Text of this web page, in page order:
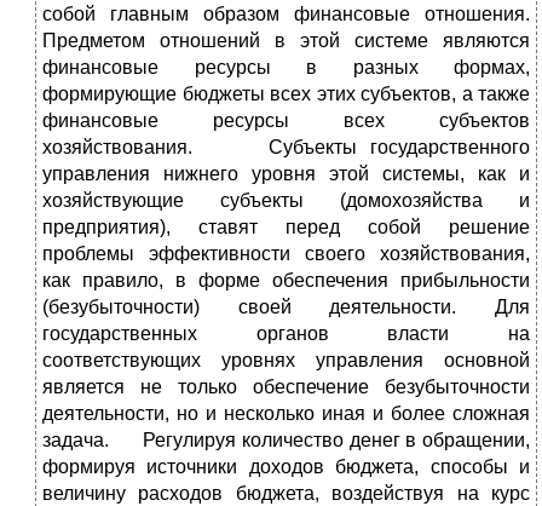
собой главным образом финансовые отношения.
Предметом отношений в этой системе являются
финансовые ресурсы в разных формах,
формирующие бюджеты всех этих субъектов, а также
финансовые ресурсы всех субъектов
хозяйствования. Субъекты государственного
управления нижнего уровня этой системы, как и
хозяйствующие субъекты (домохозяйства и
предприятия), ставят перед собой решение
проблемы эффективности своего хозяйствования,
как правило, в форме обеспечения прибыльности
(безубыточности) своей деятельности. Для
государственных органов власти на
соответствующих уровнях управления основной
является не только обеспечение безубыточности
деятельности, но и несколько иная и более сложная
задача. Регулируя количество денег в обращении,
формируя источники доходов бюджета, способы и
величину расходов бюджета, воздействуя на курс